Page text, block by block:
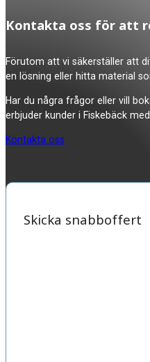
Kontakta oss för att
Förutom att vi säkerställer att
en lösning eller hitta material
Har du några frågor eller vill
erbjuder kunder i Fiskebäck
Kontakta oss
Skicka snabboffert